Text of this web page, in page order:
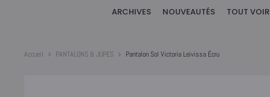
ARCHIVES NOUVEAUTÉS TOUT VOIR
Accueil PANTALONS & JUPES Pantalon Sol Victoria Leivissa Écru